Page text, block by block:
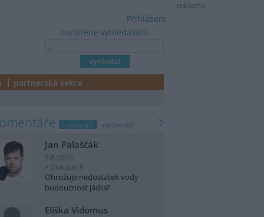
reklama
rozšířené vyhledávání
Přihlášení
partnerská sekce
nejnovější nejčtenější
Jan Palaščák
7.8.2026
Diskuse: 9
Ohrožuje nedostatek vody
budoucnost jádra?
Eliška Vidomus